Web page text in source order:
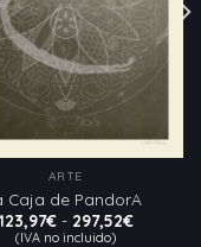
ARTE
Caja de PandorA
123,97€ - 297,52€Rango
(IVA no incluido)